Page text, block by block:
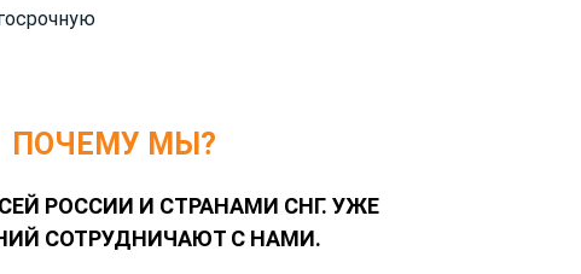
ПОЧЕМУ МЫ?
РОССИИ И СТРАНАМИ СНГ. УЖЕ
СОТРУДНИЧАЮТ С НАМИ.